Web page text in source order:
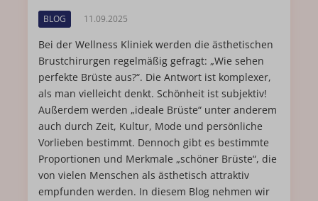
BLOG 11.09.2025
Bei der Wellness Kliniek werden die ästhetischen
Brustchirurgen regelmäßig gefragt: „Wie sehen
perfekte Brüste aus?“. Die Antwort ist komplexer,
als man vielleicht denkt. Schönheit ist subjektiv!
Außerdem werden „ideale Brüste“ unter anderem
auch durch Zeit, Kultur, Mode und persönliche
Vorlieben bestimmt. Dennoch gibt es bestimmte
Proportionen und Merkmale „schöner Brüste“, die
von vielen Menschen als ästhetisch attraktiv
empfunden werden. In diesem Blog nehmen wir